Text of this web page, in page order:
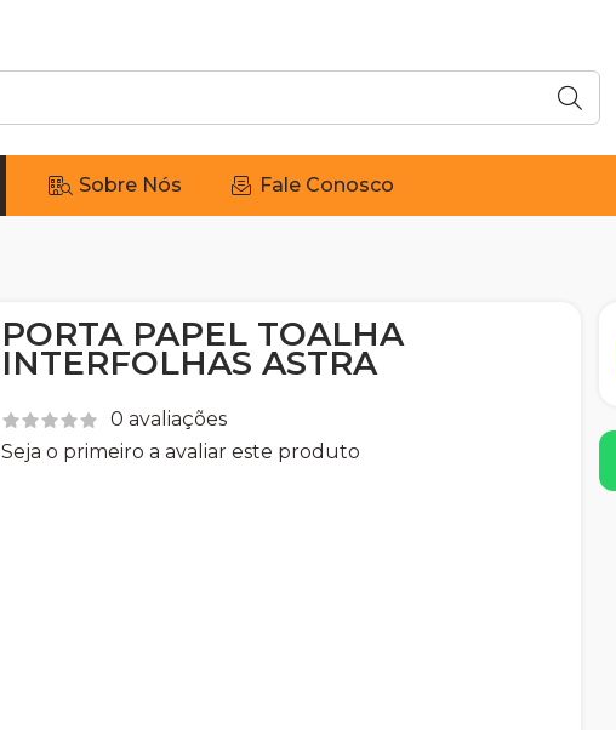
Sobre Nós Fale Conosco
PORTA PAPEL TOALHA
INTERFOLHAS ASTRA
0 avaliações
Seja o primeiro a avaliar este produto